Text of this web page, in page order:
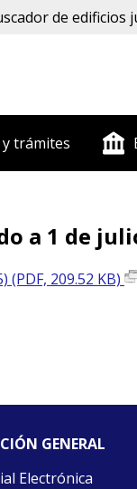
de edificios
trámites
a 1 de
(PDF, 209.52 KB)
GENERAL
Electrónica